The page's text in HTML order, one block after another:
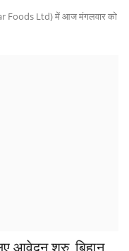
Foods Ltd) में आज मंगलवार को
आवेदन शुरु, बिहान